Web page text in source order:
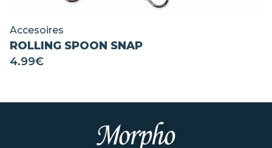
Accesoires
ROLLING SPOON SNAP
4.99€